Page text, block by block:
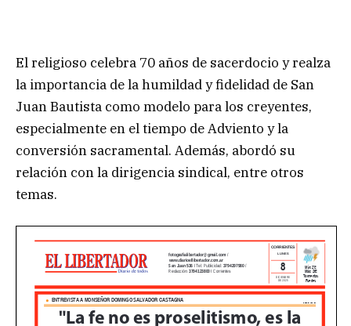
El religioso celebra 70 años de sacerdocio y realza
la importancia de la humildad y fidelidad de San
Juan Bautista como modelo para los creyentes,
especialmente en el tiempo de Adviento y la
conversión sacramental. Además, abordó su
relación con la dirigencia sindical, entre otros
temas.